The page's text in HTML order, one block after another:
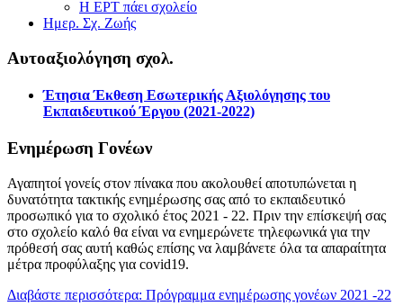
Η ΕΡΤ πάει σχολείο
Ημερ. Σχ. Ζωής
Αυτοαξιολόγηση σχολ.
Έτησια Έκθεση Εσωτερικής Αξιολόγησης του
Εκπαιδευτικού Έργου (2021-2022)
Ενημέρωση Γονέων
Αγαπητοί γονείς στον πίνακα που ακολουθεί αποτυπώνεται η
δυνατότητα τακτικής ενημέρωσης σας από το εκπαιδευτικό
προσωπικό για το σχολικό έτος 2021 - 22. Πριν την επίσκεψή σας
στο σχολείο καλό θα είναι να ενημερώνετε τηλεφωνικά για την
πρόθεσή σας αυτή καθώς επίσης να λαμβάνετε όλα τα απαραίτητα
μέτρα προφύλαξης για covid19.
Διαβάστε περισσότερα: Πρόγραμμα ενημέρωσης γονέων 2021 -22